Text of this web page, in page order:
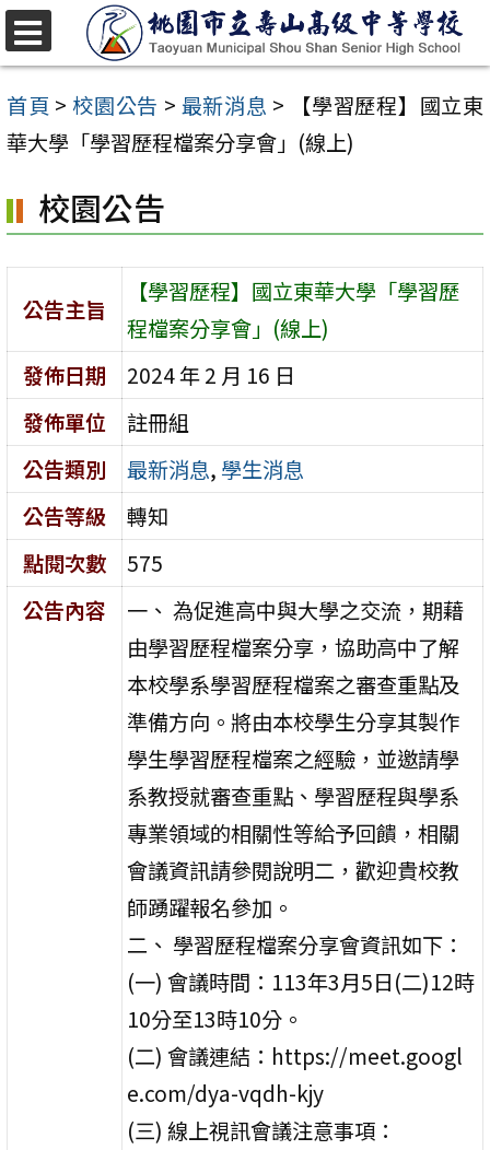
跳
至
主
要
容
區
首頁 > 校園公告 > 最新消息 >
【學習歷程】國立東
華大學「學習歷程檔案分享會」(線上)
校園公告
公告主旨
【學習歷程】國立東華大學「學習歷
程檔案分享會」(線上)
發佈日期
2024 年 2 月 16 日
發佈單位
註冊組
公告類別
最新消息, 學生消息
公告等級
轉知
點閱次數
575
公告內容
一、 為促進高中與大學之交流，期藉
由學習歷程檔案分享，協助高中了解
本校學系學習歷程檔案之審查重點及
準備方向。將由本校學生分享其製作
學生學習歷程檔案之經驗，並邀請學
系教授就審查重點、學習歷程與學系
專業領域的相關性等給予回饋，相關
會議資訊請參閱說明二，歡迎貴校教
師踴躍報名參加。
二、 學習歷程檔案分享會資訊如下：
(一) 會議時間：113年3月5日(二)12時
10分至13時10分。
(二) 會議連結：https://meet.googl
e.com/dya-vqdh-kjy
(三) 線上視訊會議注意事項：
選
單